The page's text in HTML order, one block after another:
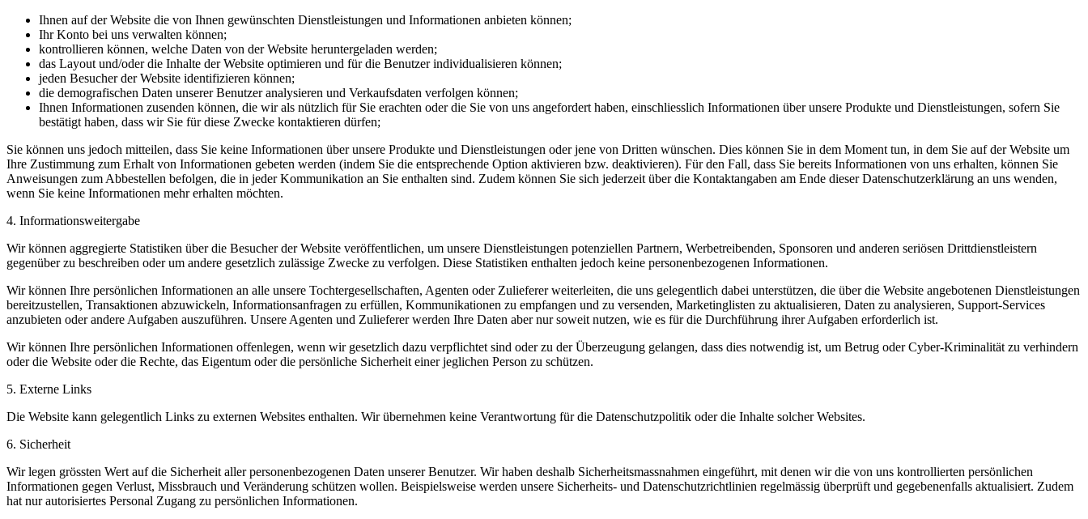
Ihnen auf der Website die von Ihnen gewünschten Dienstleistungen und Informationen anbieten können;
Ihr Konto bei uns verwalten können;
kontrollieren können, welche Daten von der Website heruntergeladen werden;
das Layout und/oder die Inhalte der Website optimieren und für die Benutzer individualisieren können;
jeden Besucher der Website identifizieren können;
die demografischen Daten unserer Benutzer analysieren und Verkaufsdaten verfolgen können;
Ihnen Informationen zusenden können, die wir als nützlich für Sie erachten oder die Sie von uns angefordert haben, einschliesslich Informationen über unsere Produkte und Dienstleistungen, sofern Sie
bestätigt haben, dass wir Sie für diese Zwecke kontaktieren dürfen;
Sie können uns jedoch mitteilen, dass Sie keine Informationen über unsere Produkte und Dienstleistungen oder jene von Dritten wünschen. Dies können Sie in dem Moment tun, in dem Sie auf der Website um
Ihre Zustimmung zum Erhalt von Informationen gebeten werden (indem Sie die entsprechende Option aktivieren bzw. deaktivieren). Für den Fall, dass Sie bereits Informationen von uns erhalten, können Sie
Anweisungen zum Abbestellen befolgen, die in jeder Kommunikation an Sie enthalten sind. Zudem können Sie sich jederzeit über die Kontaktangaben am Ende dieser Datenschutzerklärung an uns wenden,
wenn Sie keine Informationen mehr erhalten möchten.
4. Informationsweitergabe
Wir können aggregierte Statistiken über die Besucher der Website veröffentlichen, um unsere Dienstleistungen potenziellen Partnern, Werbetreibenden, Sponsoren und anderen seriösen Drittdienstleistern
gegenüber zu beschreiben oder um andere gesetzlich zulässige Zwecke zu verfolgen. Diese Statistiken enthalten jedoch keine personenbezogenen Informationen.
Wir können Ihre persönlichen Informationen an alle unsere Tochtergesellschaften, Agenten oder Zulieferer weiterleiten, die uns gelegentlich dabei unterstützen, die über die Website angebotenen Dienstleistungen
bereitzustellen, Transaktionen abzuwickeln, Informationsanfragen zu erfüllen, Kommunikationen zu empfangen und zu versenden, Marketinglisten zu aktualisieren, Daten zu analysieren, Support-Services
anzubieten oder andere Aufgaben auszuführen. Unsere Agenten und Zulieferer werden Ihre Daten aber nur soweit nutzen, wie es für die Durchführung ihrer Aufgaben erforderlich ist.
Wir können Ihre persönlichen Informationen offenlegen, wenn wir gesetzlich dazu verpflichtet sind oder zu der Überzeugung gelangen, dass dies notwendig ist, um Betrug oder Cyber-Kriminalität zu verhindern
oder die Website oder die Rechte, das Eigentum oder die persönliche Sicherheit einer jeglichen Person zu schützen.
5. Externe Links
Die Website kann gelegentlich Links zu externen Websites enthalten. Wir übernehmen keine Verantwortung für die Datenschutzpolitik oder die Inhalte solcher Websites.
6. Sicherheit
Wir legen grössten Wert auf die Sicherheit aller personenbezogenen Daten unserer Benutzer. Wir haben deshalb Sicherheitsmassnahmen eingeführt, mit denen wir die von uns kontrollierten persönlichen
Informationen gegen Verlust, Missbrauch und Veränderung schützen wollen. Beispielsweise werden unsere Sicherheits- und Datenschutzrichtlinien regelmässig überprüft und gegebenenfalls aktualisiert. Zudem
hat nur autorisiertes Personal Zugang zu persönlichen Informationen.